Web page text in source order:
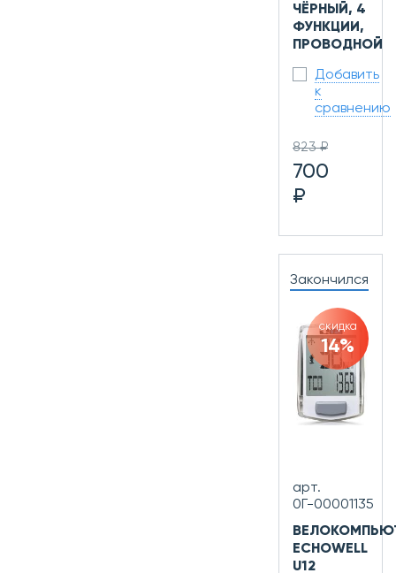
ЧЁРНЫЙ, 4
ФУНКЦИИ,
ПРОВОДНОЙ
Добавить
к
сравнению
823 ₽
700
₽
Закончился
скидка
14%
арт.
0Г-00001135
ECHOWELL
U12